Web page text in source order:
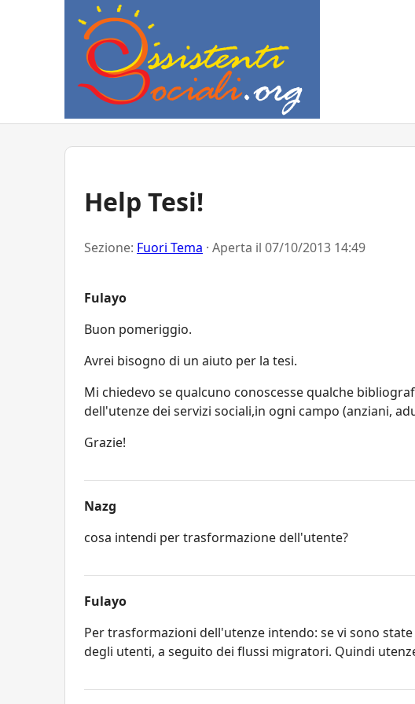
Help Tesi!
Sezione: Fuori Tema · Aperta il 07/10/2013 14:49
Fulayo
Buon pomeriggio.
Avrei bisogno di un aiuto per la tesi.
Mi chiedevo se qualcuno conoscesse qualche
dell'utenze dei servizi sociali,in ogni campo (anziani,
Grazie!
Nazg
cosa intendi per trasformazione dell'utente?
Fulayo
Per trasformazioni dell'utenze intendo: se vi sono
degli utenti, a seguito dei flussi migratori. Quindi